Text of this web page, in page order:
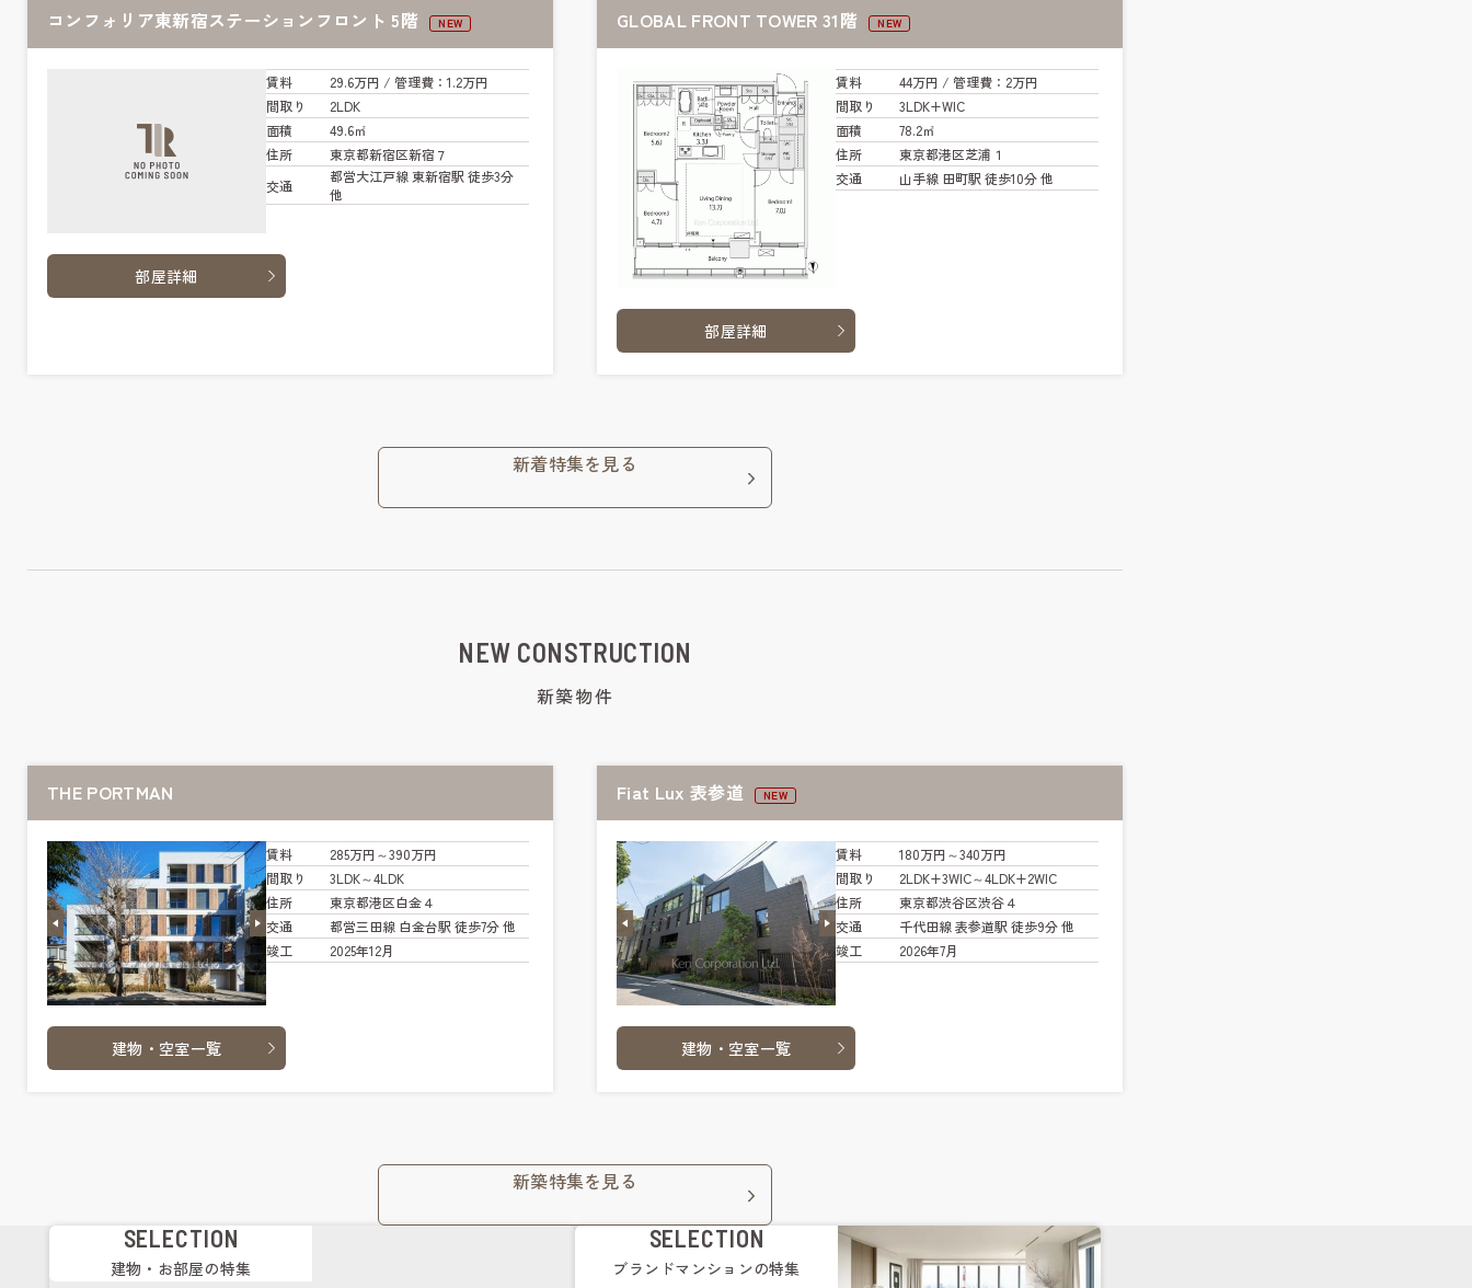
コンフォリア東新宿ステーションフロント 5階 NEW
賃料 29.6万円 / 管理費：1.2万円
間取り
2LDK
面積
49.6㎡
住所
東京都新宿区新宿７
交通
都営大江戸線 東新宿駅 徒歩3分
他
部屋詳細
GLOBAL FRONT TOWER 31階 NEW
賃料 44万円 / 管理費：2万円
間取り
3LDK+WIC
面積
78.2㎡
住所
東京都港区芝浦１
交通
山手線 田町駅 徒歩10分 他
部屋詳細
新着特集を見る
NEW CONSTRUCTION
新築物件
THE PORTMAN
賃料
285万円～390万円
間取り
3LDK～4LDK
住所
東京都港区白金４
交通
都営三田線 白金台駅 徒歩7分 他
竣工
2025年12月
建物・空室一覧
Fiat Lux 表参道 NEW
賃料
180万円～340万円
間取り
2LDK+3WIC～4LDK+2WIC
住所
東京都渋谷区渋谷４
交通
千代田線 表参道駅 徒歩9分 他
竣工
2026年7月
建物・空室一覧
新築特集を見る
SELECTION
建物・お部屋の特集
SELECTION
ブランドマンションの特集